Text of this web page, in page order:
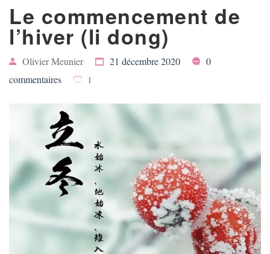
Le commencement de
l’hiver (li dong)
Olivier Meunier 21 décembre 2020
0
commentaires
1